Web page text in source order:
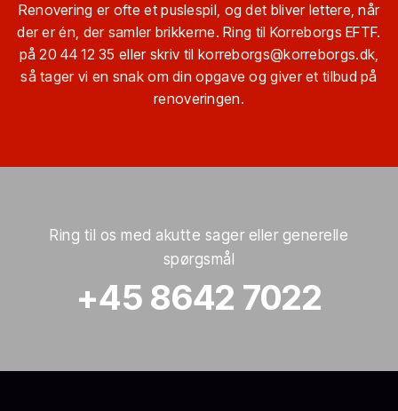
Renovering er ofte et puslespil, og det bliver lettere, når
der er én, der samler brikkerne. Ring til Korreborgs EFTF.
på20 44 12 35 eller skriv til korreborgs@korreborgs.dk,
så tager vi en snak om din opgave og giver et tilbud på
renoveringen.
Ring til os med akutte sager eller generelle
spørgsmål
+45 8642 7022